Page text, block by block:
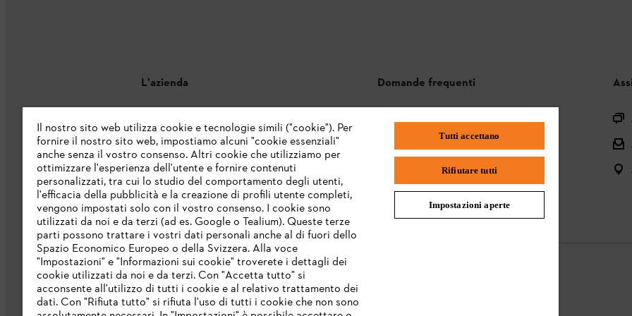
L'azienda
Catalogo
Informazioni per i fornitori
Sistema di denuncia STIHL
Domande frequenti
Batterie e attrezzi elettrici
Istruzioni per l'uso
Protezione dati Nota legale Cookies Informazioni legali
Il nostro sito web utilizza cookie e tecnologie simili ("cookie"). Per
fornire il nostro sito web, impostiamo alcuni "cookie essenziali"
anche senza il vostro consenso. Altri cookie che utilizziamo per
ottimizzare l'esperienza dell'utente e fornire contenuti
personalizzati, tra cui lo studio del comportamento degli utenti,
l'efficacia della pubblicità e la creazione di profili utente completi,
vengono impostati solo con il vostro consenso. I cookie sono
utilizzati da noi e da terzi (ad es. Google o Tealium). Queste terze
parti possono trattare i vostri dati personali anche al di fuori dello
Spazio Economico Europeo o della Svizzera. Alla voce
"Impostazioni" e "Informazioni sui cookie" troverete i dettagli dei
cookie utilizzati da noi e da terzi. Con "Accetta tutto" si
acconsente all'utilizzo di tutti i cookie e al relativo trattamento dei
dati. Con "Rifiuta tutto" si rifiuta l'uso di tutti i cookie che non sono
Tutti accettano
Rifiutare tutti
Impostazioni aperte